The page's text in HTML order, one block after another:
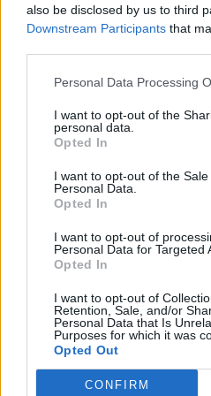
also be disclosed by us to third
Downstream Participants that
Personal Data Processing
I want to opt-out of the
personal data.
Opted In
I want to opt-out of the
Personal Data.
Opted In
I want to opt-out of
Personal Data for Targeted
Opted In
I want to opt-out of
Retention, Sale, and/or
Personal Data that Is
Purposes for which it was
Opted Out
CONFIRM